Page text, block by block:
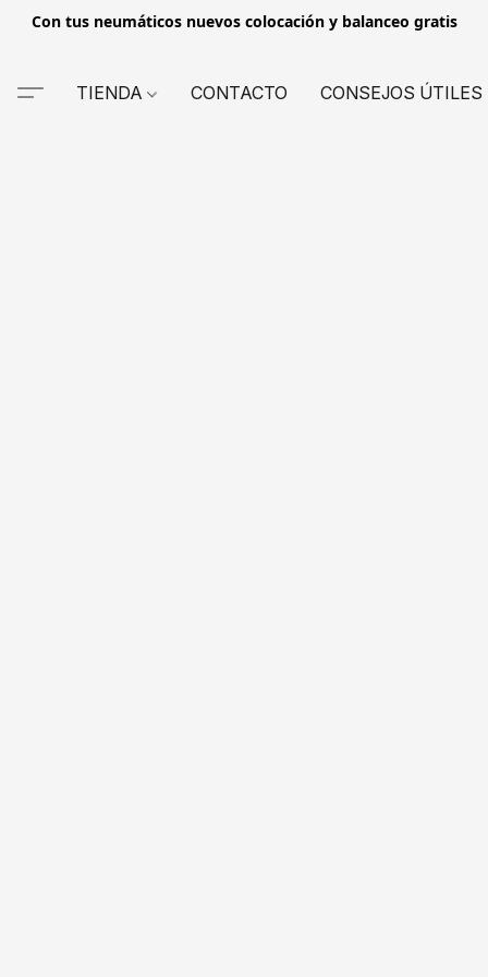
Con tus neumáticos nuevos colocación y balanceo gratis
TIENDA CONTACTO CONSEJOS ÚTILES